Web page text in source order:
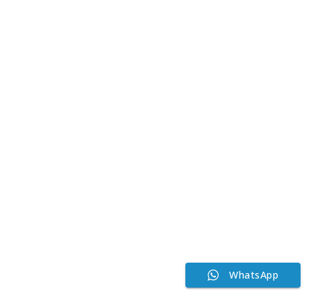
WhatsApp